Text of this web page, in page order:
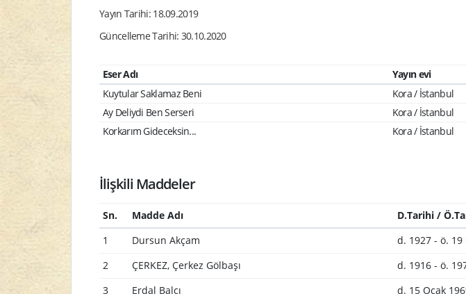
Yayın Tarihi: 18.09.2019
Güncelleme Tarihi: 30.10.2020
Eser Adı Yayın evi
Kuytular Saklamaz Beni
Kora / İstanbul
Ay Deliydi Ben Serseri
Kora / İstanbul
Korkarım Gideceksin...
Kora / İstanbul
İlişkili Maddeler
Sn. Madde Adı D.Tarihi /
1
Dursun Akçam d. 1927 - ö. 19
2 ÇERKEZ, Çerkez Gölbaşı d. 1916 - ö.
3 Erdal Balcı d. 15 Ocak